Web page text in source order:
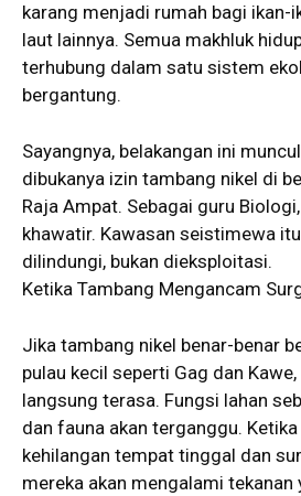
karang menjadi rumah bagi ikan-
laut lainnya. Semua makhluk
terhubung dalam satu sistem
bergantung.
Sayangnya, belakangan ini
dibukanya izin tambang nikel di
Raja Ampat. Sebagai guru
khawatir. Kawasan seistimewa
dilindungi, bukan dieksploitasi.
Ketika Tambang Mengancam
Jika tambang nikel benar-benar
pulau kecil seperti Gag dan
langsung terasa. Fungsi lahan
dan fauna akan terganggu.
kehilangan tempat tinggal dan
mereka akan mengalami